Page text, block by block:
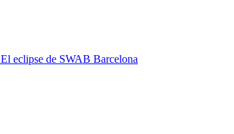
El eclipse de SWAB Barcelona